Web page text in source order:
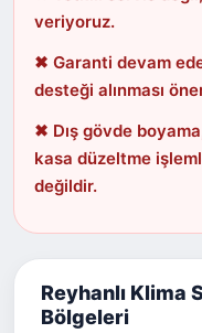
veriyoruz.
✖ Garanti devam
desteği alınması
✖ Dış gövde
kasa düzeltme
değildir.
Reyhanlı Klima
Bölgeleri